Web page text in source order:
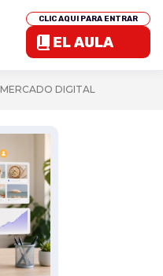
CLIC AQUI PARA ENTRAR
EL AULA
MERCADO DIGITAL